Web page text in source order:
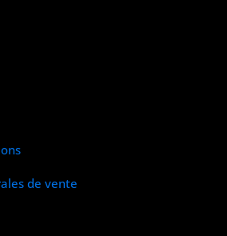
de vente